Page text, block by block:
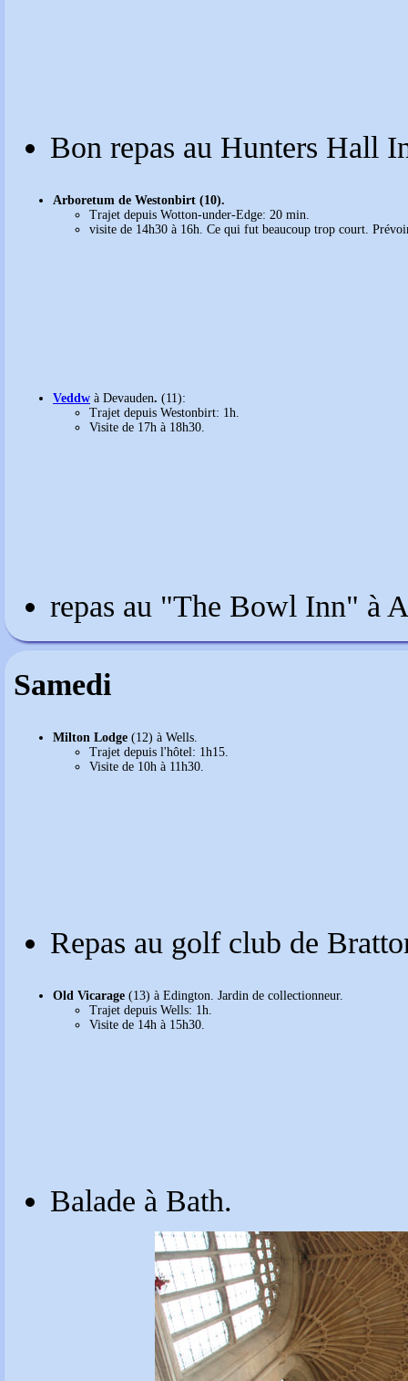
Bon repas au Hunters Hall
Arboretum de Westonbirt (10).
Trajet depuis Wotton-under-Edge: 20 min.
visite de 14h30 à 16h. Ce qui fut beaucoup trop court.
Veddw à Devauden. (11):
Trajet depuis Westonbirt: 1h.
Visite de 17h à 18h30.
repas au "The Bowl Inn" à
Samedi
Milton Lodge (12) à Wells.
Trajet depuis l'hôtel: 1h15.
Visite de 10h à 11h30.
Repas au golf club de
Old Vicarage (13) à Edington. Jardin de collectionneur.
Trajet depuis Wells: 1h.
Visite de 14h à 15h30.
Balade à Bath.